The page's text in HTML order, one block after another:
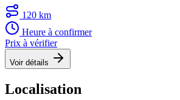
120 km
Heure à confirmer
Prix à vérifier
Voir détails
Localisation